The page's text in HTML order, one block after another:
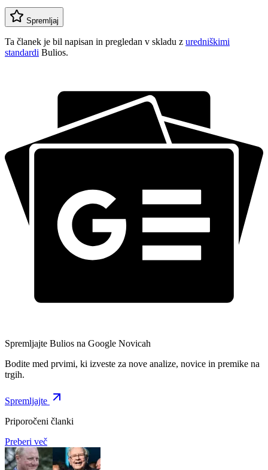
Spremljaj
Ta članek je bil napisan in pregledan v skladu z uredniškimi
standardi Bulios.
Spremljajte Bulios na Google Novicah
Bodite med prvimi, ki izveste za nove analize, novice in premike na
trgih.
Spremljajte
Priporočeni članki
Preberi več